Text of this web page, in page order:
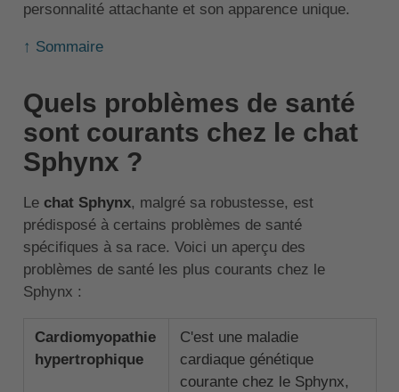
personnalité attachante et son apparence unique.
↑ Sommaire
Quels problèmes de santé
sont courants chez le chat
Sphynx ?
Le chat Sphynx, malgré sa robustesse, est
prédisposé à certains problèmes de santé
spécifiques à sa race. Voici un aperçu des
problèmes de santé les plus courants chez le
Sphynx :
Cardiomyopathie
hypertrophique
C'est une maladie
cardiaque génétique
courante chez le Sphynx,